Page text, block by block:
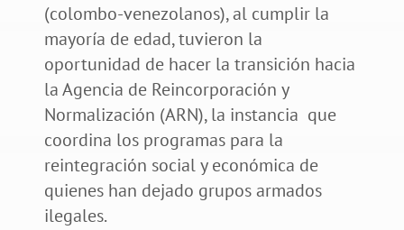
(colombo-venezolanos), al cumplir la
mayoría de edad, tuvieron la
oportunidad de hacer la transición hacia
la Agencia de Reincorporación y
Normalización (ARN), la instancia que
coordina los programas para la
reintegración social y económica de
quienes han dejado grupos armados
ilegales.